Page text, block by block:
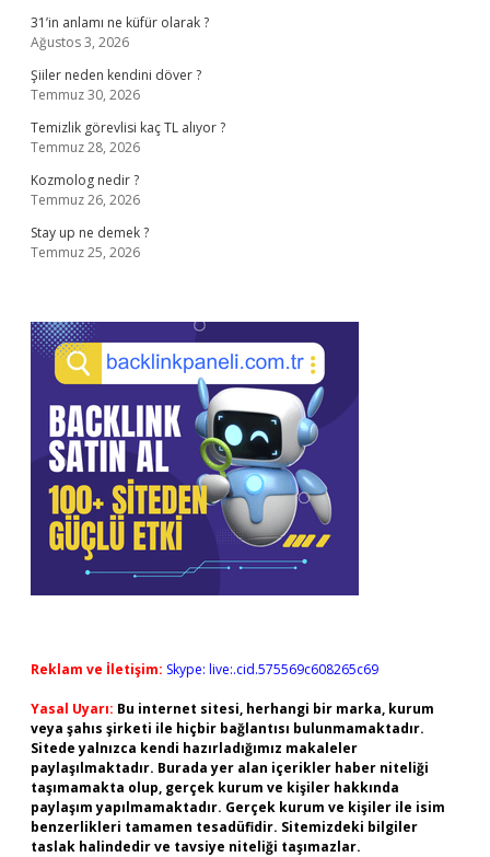
31’in anlamı ne küfür olarak ?
Ağustos 3, 2026
Şiiler neden kendini döver ?
Temmuz 30, 2026
Temizlik görevlisi kaç TL alıyor ?
Temmuz 28, 2026
Kozmolog nedir ?
Temmuz 26, 2026
Stay up ne demek ?
Temmuz 25, 2026
Reklam ve İletişim: Skype: live:.cid.575569c608265c69
Yasal Uyarı: Bu internet sitesi, herhangi bir marka, kurum
veya şahıs şirketi ile hiçbir bağlantısı bulunmamaktadır.
Sitede yalnızca kendi hazırladığımız makaleler
paylaşılmaktadır. Burada yer alan içerikler haber niteliği
taşımamakta olup, gerçek kurum ve kişiler hakkında
paylaşım yapılmamaktadır. Gerçek kurum ve kişiler ile isim
benzerlikleri tamamen tesadüfidir. Sitemizdeki bilgiler
taslak halindedir ve tavsiye niteliği taşımazlar.